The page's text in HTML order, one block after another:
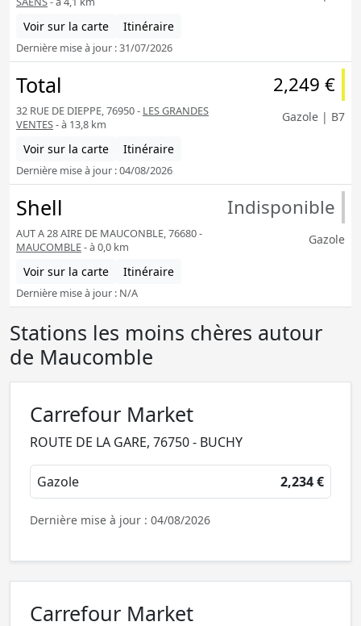
Voir sur la carte Itinéraire
Dernière mise à jour : 31/07/2026
Total
32 RUE DE DIEPPE, 76950 - LES GRANDES
VENTES- à 13,8 km
Voir sur la carte Itinéraire
Dernière mise à jour : 04/08/2026
2,249 €
Gazole | B7
Shell
AUT A 28 AIRE DE MAUCONBLE, 76680 -
MAUCOMBLE- à 0,0 km
Voir sur la carte Itinéraire
Dernière mise à jour : N/A
Indisponible
Gazole
Stations les moins chères autour
de Maucomble
Carrefour Market
ROUTE DE LA GARE, 76750 - BUCHY
Gazole 2,234 €
Dernière mise à jour : 04/08/2026
Carrefour Market